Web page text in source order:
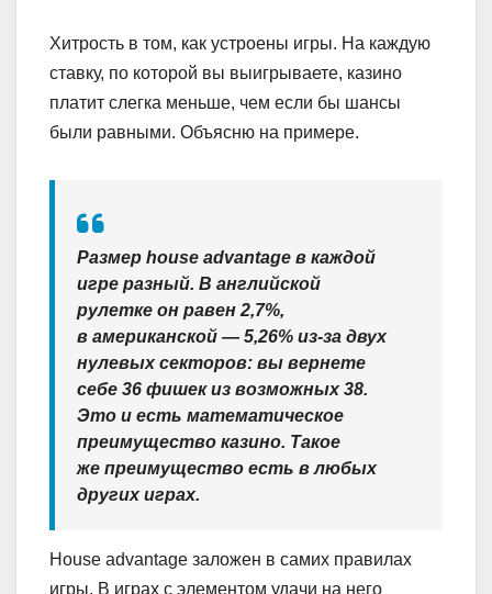
Хитрость в том, как устроены игры. На каждую
ставку, по которой вы выигрываете, казино
платит слегка меньше, чем если бы шансы
были равными. Объясню на примере.
Размер house advantage в каждой
игре разный. В английской
рулетке он равен 2,7%,
в американской — 5,26% из-за двух
нулевых секторов: вы вернете
себе 36 фишек из возможных 38.
Это и есть математическое
преимущество казино. Такое
же преимущество есть в любых
других играх.
House advantage заложен в самих правилах
игры. В играх с элементом удачи на него